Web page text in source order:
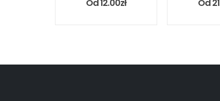
Od12.00zł Od